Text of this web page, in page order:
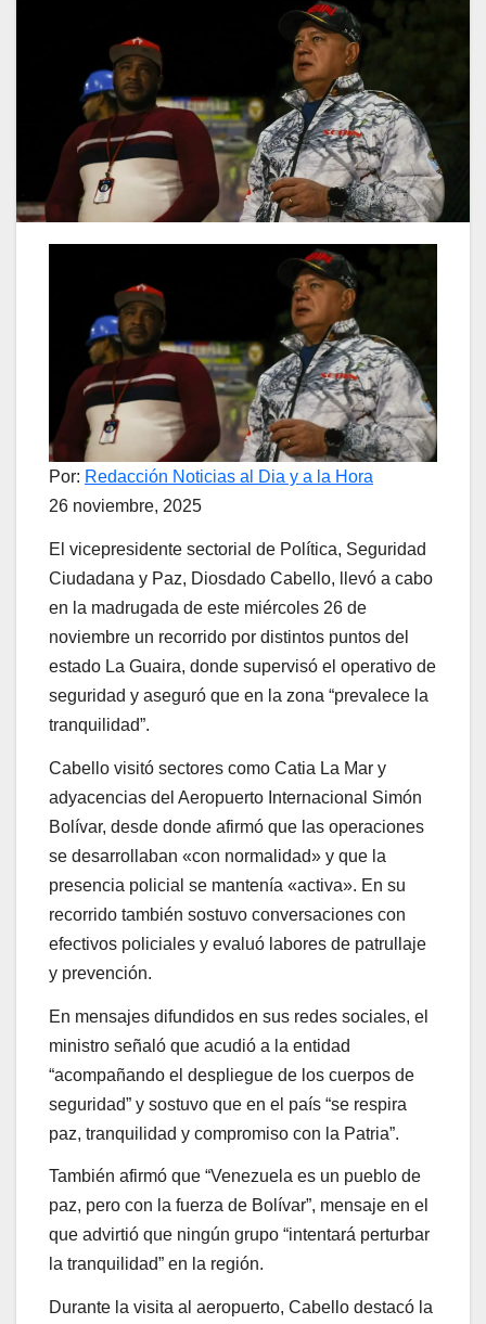
Por: Redacción Noticias al Dia y a la Hora
26 noviembre, 2025
El vicepresidente sectorial de Política, Seguridad
Ciudadana y Paz, Diosdado Cabello, llevó a cabo
en la madrugada de este miércoles 26 de
noviembre un recorrido por distintos puntos del
estado La Guaira, donde supervisó el operativo de
seguridad y aseguró que en la zona “prevalece la
tranquilidad”.
Cabello visitó sectores como Catia La Mar y
adyacencias del Aeropuerto Internacional Simón
Bolívar, desde donde afirmó que las operaciones
se desarrollaban «con normalidad» y que la
presencia policial se mantenía «activa». En su
recorrido también sostuvo conversaciones con
efectivos policiales y evaluó labores de patrullaje
y prevención.
En mensajes difundidos en sus redes sociales, el
ministro señaló que acudió a la entidad
“acompañando el despliegue de los cuerpos de
seguridad” y sostuvo que en el país “se respira
paz, tranquilidad y compromiso con la Patria”.
También afirmó que “Venezuela es un pueblo de
paz, pero con la fuerza de Bolívar”, mensaje en el
que advirtió que ningún grupo “intentará perturbar
la tranquilidad” en la región.
Durante la visita al aeropuerto, Cabello destacó la